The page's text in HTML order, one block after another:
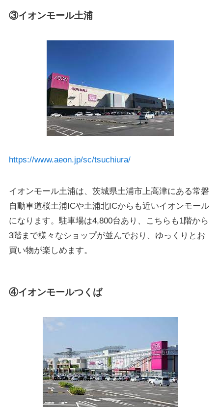
③イオンモール土浦
https://www.aeon.jp/sc/tsuchiura/
イオンモール土浦は、茨城県土浦市上高津にある常磐
自動車道桜土浦ICや土浦北ICからも近いイオンモール
になります。駐車場は4,800台あり、こちらも1階から
3階まで様々なショップが並んでおり、ゆっくりとお
買い物が楽しめます。
④イオンモールつくば